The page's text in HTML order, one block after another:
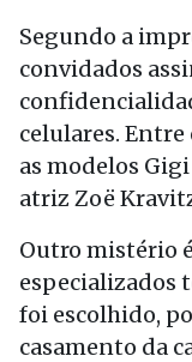
Segundo a
convidados
celulares. Entre
as modelos
atriz Zoë
Outro mistério
especializados
foi escolhido,
casamento da